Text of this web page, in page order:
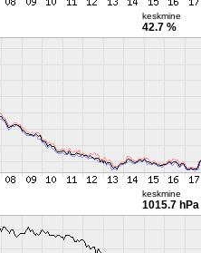
keskmine
42.7 %
keskmine
1015.7 hPa